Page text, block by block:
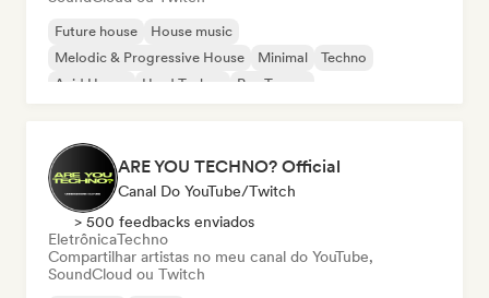
Future house
House music
Melodic & Progressive House
Minimal
Techno
Acid House
Hard Techno Psy-Trance
ARE YOU TECHNO? Official
Canal Do YouTube/Twitch
> 500 feedbacks enviados
EletrônicaTechno
Compartilhar artistas no meu canal do YouTube,
SoundCloud ou Twitch